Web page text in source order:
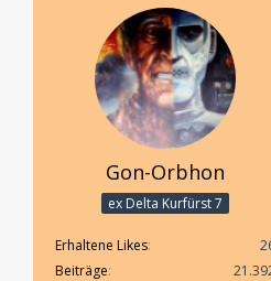
Gon-Orbhon
ex Delta Kurfürst 7
Erhaltene Likes
Beiträge